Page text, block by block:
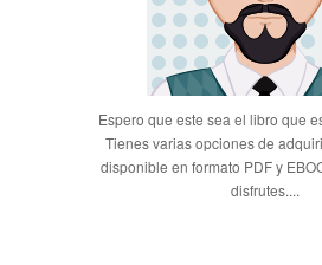
Espero que este sea el libro que
Tienes varias opciones de
disponible en formato PDF y
disfrutes....